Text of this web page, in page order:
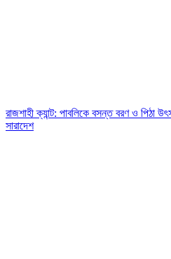
রাজশাহী ক্যান্ট: পাবলিকে বসন্ত বরণ ও পিঠা
সারাদেশ